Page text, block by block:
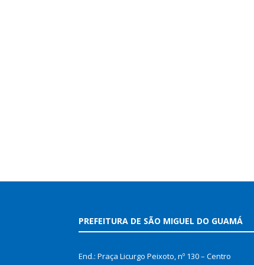
PREFEITURA DE SÃO MIGUEL DO GUAMÁ
End.: Praça Licurgo Peixoto, nº 130 – Centro